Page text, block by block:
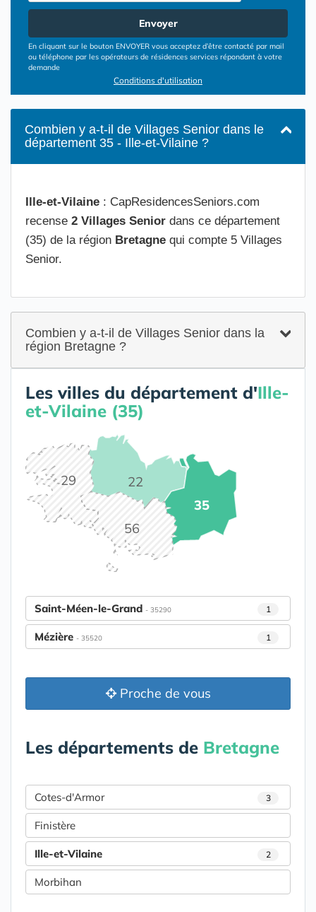
Envoyer
En cliquant sur le bouton ENVOYER vous acceptez d’être contacté par mail
ou téléphone par les opérateurs de résidences services répondant à votre
demande
Conditions d'utilisation
Combien y a-t-il de Villages Senior dans le
département 35 - Ille-et-Vilaine ?
Ille-et-Vilaine : CapResidencesSeniors.com
recense 2 Villages Senior dans ce département
(35) de la région Bretagne qui compte 5 Villages
Senior.
Combien y a-t-il de Villages Senior dans la
région Bretagne ?
Les villes du département d'Ille-
et-Vilaine (35)
22
29
35
56
Saint-Méen-le-Grand - 35290 1
Mézière - 35520 1
Proche de vous
Les départements de Bretagne
Cotes-d'Armor 3
Finistère
Ille-et-Vilaine 2
Morbihan